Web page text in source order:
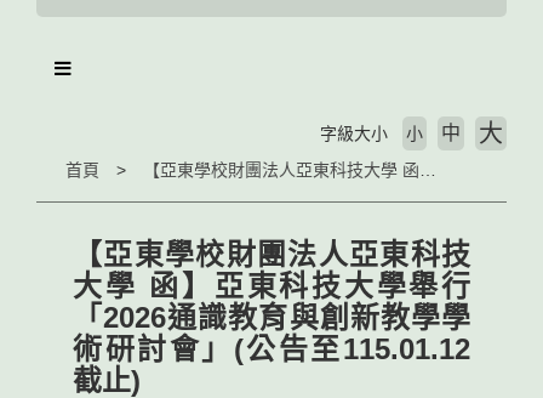
首頁
字級大小 小 中 大
【亞東學校財團法人亞東科技
大學 函】亞東科技大學舉行
「2026通識教育與創新教學學
術研討會」(公告至115.01.12
截止)